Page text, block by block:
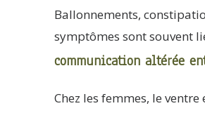
Ballonnements,
symptômes sont souvent
communication altérée
Chez les femmes, le ventre